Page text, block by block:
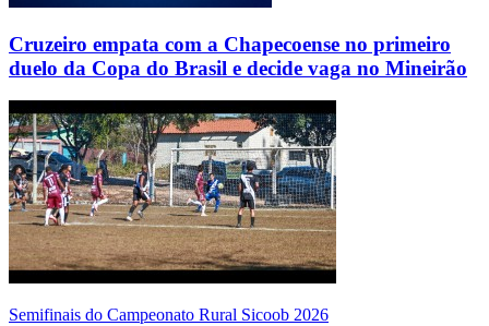
Cruzeiro empata com a Chapecoense no primeiro
duelo da Copa do Brasil e decide vaga no Mineirão
Semifinais do Campeonato Rural Sicoob 2026